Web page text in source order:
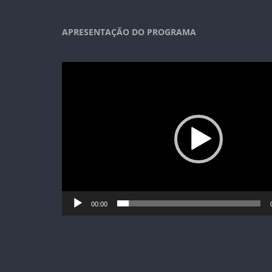
APRESENTAÇÃO DO PROGRAMA
00:00